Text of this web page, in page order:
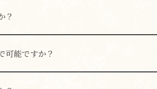
？
更の際は、お電話でお早めにご連絡くだ
可能ですか？
でにご連絡ください。